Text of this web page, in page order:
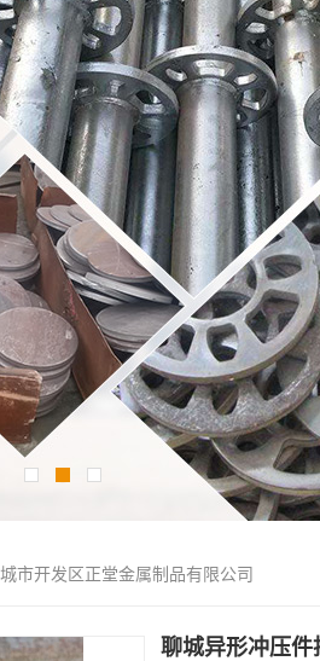
市开发区正堂金属制品有限公司
聊城异形冲压